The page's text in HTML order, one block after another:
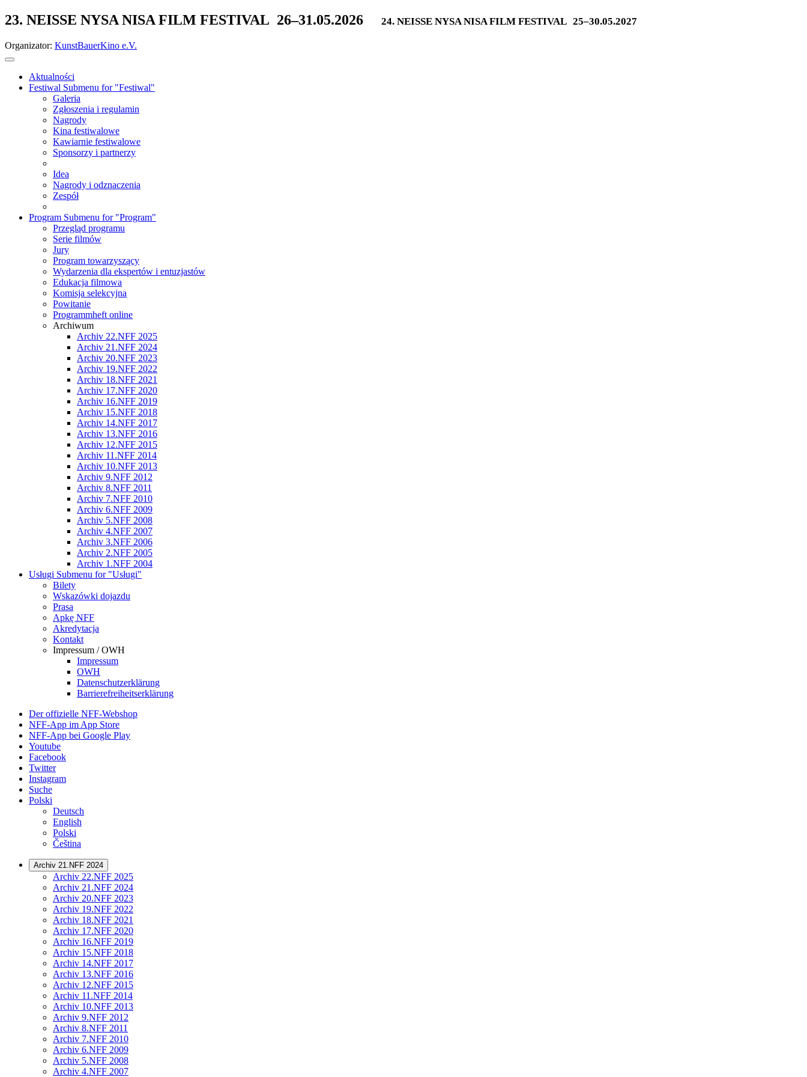
23. NEISSE NYSA NISA FILM FESTIVAL 26–31.05.2026 24. NEISSE NYSA NISA FILM FESTIVAL 25–30.05.2027
Organizator: KunstBauerKino e.V.
Aktualności
Festiwal Submenu for "Festiwal"
Galeria
Zgłoszenia i regulamin
Nagrody
Kina festiwalowe
Kawiarnie festiwalowe
Sponsorzy i partnerzy
Idea
Nagrody i odznaczenia
Zespół
Program Submenu for "Program"
Przegląd programu
Serie filmów
Jury
Program towarzyszący
Wydarzenia dla ekspertów i entuzjastów
Edukacja filmowa
Komisja selekcyjna
Powitanie
Programmheft online
Archiwum
Archiv 22.NFF 2025
Archiv 21.NFF 2024
Archiv 20.NFF 2023
Archiv 19.NFF 2022
Archiv 18.NFF 2021
Archiv 17.NFF 2020
Archiv 16.NFF 2019
Archiv 15.NFF 2018
Archiv 14.NFF 2017
Archiv 13.NFF 2016
Archiv 12.NFF 2015
Archiv 11.NFF 2014
Archiv 10.NFF 2013
Archiv 9.NFF 2012
Archiv 8.NFF 2011
Archiv 7.NFF 2010
Archiv 6.NFF 2009
Archiv 5.NFF 2008
Archiv 4.NFF 2007
Archiv 3.NFF 2006
Archiv 2.NFF 2005
Archiv 1.NFF 2004
Usługi Submenu for "Usługi"
Bilety
Wskazówki dojazdu
Prasa
Apkę NFF
Akredytacja
Kontakt
Impressum / OWH
Impressum
OWH
Datenschutzerklärung
Barrierefreiheitserklärung
Der offizielle NFF-Webshop
NFF-App im App Store
NFF-App bei Google Play
Youtube
Facebook
Twitter
Instagram
Suche
Polski
Deutsch
English
Polski
Čeština
Archiv 21.NFF 2024
Archiv 22.NFF 2025
Archiv 21.NFF 2024
Archiv 20.NFF 2023
Archiv 19.NFF 2022
Archiv 18.NFF 2021
Archiv 17.NFF 2020
Archiv 16.NFF 2019
Archiv 15.NFF 2018
Archiv 14.NFF 2017
Archiv 13.NFF 2016
Archiv 12.NFF 2015
Archiv 11.NFF 2014
Archiv 10.NFF 2013
Archiv 9.NFF 2012
Archiv 8.NFF 2011
Archiv 7.NFF 2010
Archiv 6.NFF 2009
Archiv 5.NFF 2008
Archiv 4.NFF 2007